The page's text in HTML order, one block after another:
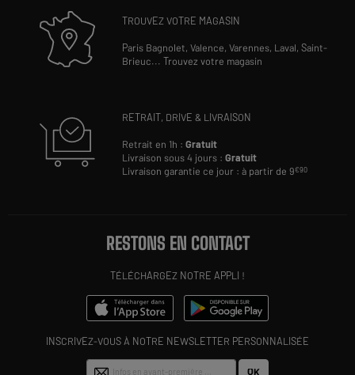
TROUVEZ VOTRE MAGASIN
Paris Bagnolet,Valence,Varennes, Laval,Saint-
Brieuc...Trouvez votre magasin
RETRAIT, DRIVE & LIVRAISON
Retrait en 1h :Gratuit
Livraison sous 4 jours :Gratuit
Livraison garantie ce jour : à partir de 9€90
RESTONS EN CONTACT
TÉLÉCHARGEZ NOTRE APPLI !
INSCRIVEZ-VOUS À NOTRE NEWSLETTER PERSONNALISÉE
OK